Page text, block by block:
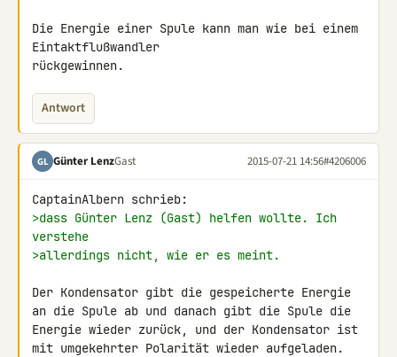
Die Energie einer Spule kann man wie bei einem
Eintaktflußwandler
rückgewinnen.
Antwort
GL Günter LenzGast 2015-07-21 14:56#4206006
>dass Günter Lenz (Gast) helfen wollte. Ich
verstehe
>allerdings nicht, wie er es meint.
Der Kondensator gibt die gespeicherte Energie
an die Spule ab und danach gibt die Spule die
Energie wieder zurück, und der Kondensator ist
mit umgekehrter Polarität wieder aufgeladen.